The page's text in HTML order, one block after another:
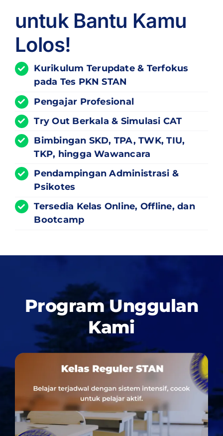
untuk Bantu Kamu
Lolos!
Kurikulum Terupdate& Terfokus
pada Tes PKN STAN
Pengajar Profesional
Try Out Berkala & Simulasi CAT
Bimbingan SKD, TPA, TWK, TIU,
TKP, hingga Wawancara
Pendampingan Administrasi &
Psikotes
Tersedia Kelas Online, Offline, dan
Bootcamp
Program Unggulan
Kami